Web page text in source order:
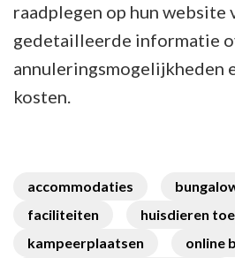
raadplegen op hun website
gedetailleerde informatie
annuleringsmogelijkheden
kosten.
accommodaties
faciliteiten
huisdieren
kampeerplaatsen
online